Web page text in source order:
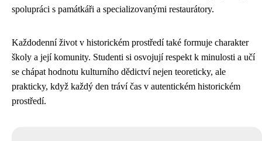
spolupráci s památkáři a specializovanými restaurátory.
Každodenní život v historickém prostředí také formuje charakter
školy a její komunity. Studenti si osvojují respekt k minulosti a učí
se chápat hodnotu kulturního dědictví nejen teoreticky, ale
prakticky, když každý den tráví čas v autentickém historickém
prostředí.